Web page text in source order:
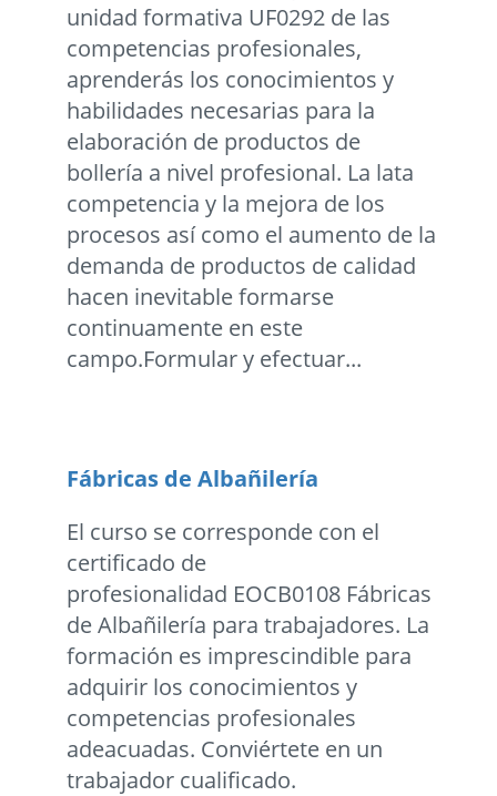
unidad formativa UF0292 de las
competencias profesionales,
aprenderás los conocimientos y
habilidades necesarias para la
elaboración de productos de
bollería a nivel profesional. La lata
competencia y la mejora de los
procesos así como el aumento de la
demanda de productos de calidad
hacen inevitable formarse
continuamente en este
campo.Formular y efectuar...
Fábricas de Albañilería
El curso se corresponde con el
certificado de
profesionalidad EOCB0108 Fábricas
de Albañilería para trabajadores. La
formación es imprescindible para
adquirir los conocimientos y
competencias profesionales
adeacuadas. Conviértete en un
trabajador cualificado.